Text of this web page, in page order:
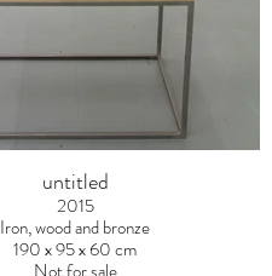
untitled
2015
Iron, wood and bronze
190 x 95 x 60 cm
Not for sale